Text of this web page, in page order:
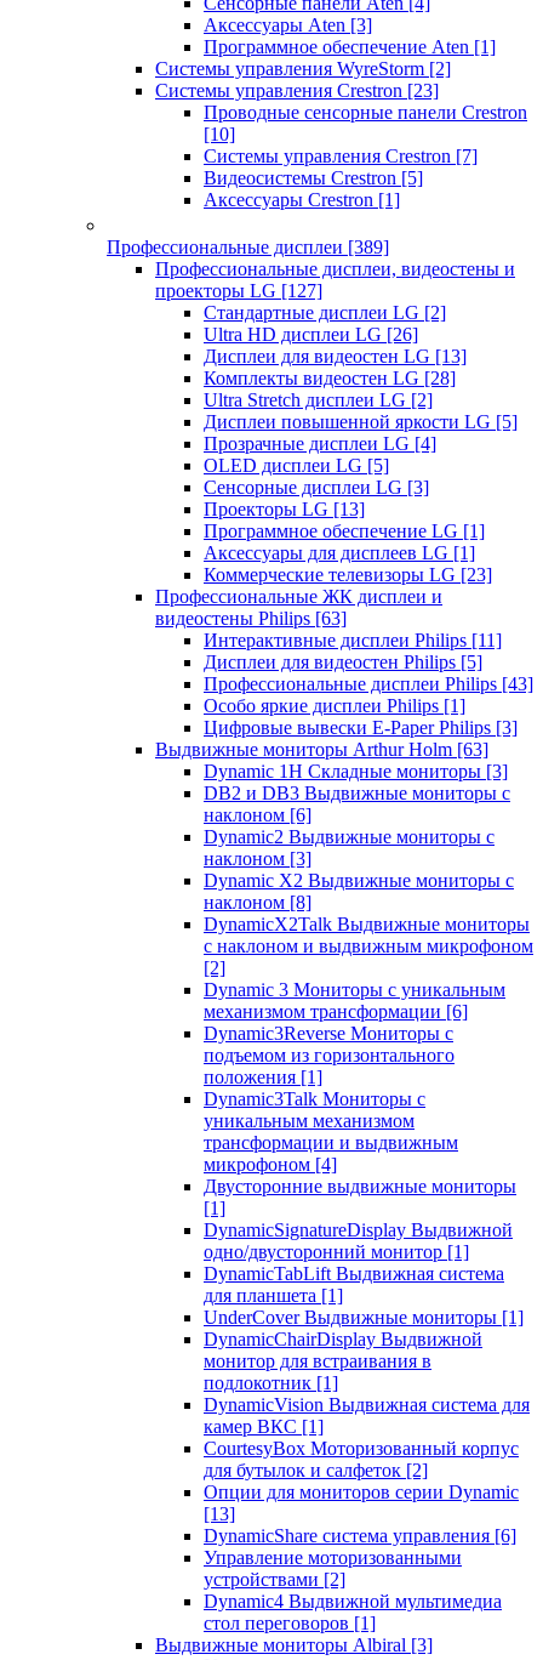
Аксессуары Aten [3]
Программное обеспечение Aten [1]
Системы управления WyreStorm [2]
Системы управления Crestron [23]
Проводные сенсорные панели Crestron
[10]
Системы управления Crestron [7]
Видеосистемы Crestron [5]
Аксессуары Crestron [1]
Профессиональные дисплеи [389]
Профессиональные дисплеи, видеостены и
проекторы LG [127]
Стандартные дисплеи LG [2]
Ultra HD дисплеи LG [26]
Дисплеи для видеостен LG [13]
Комплекты видеостен LG [28]
Ultra Stretch дисплеи LG [2]
Дисплеи повышенной яркости LG [5]
Прозрачные дисплеи LG [4]
OLED дисплеи LG [5]
Сенсорные дисплеи LG [3]
Проекторы LG [13]
Программное обеспечение LG [1]
Аксессуары для дисплеев LG [1]
Коммерческие телевизоры LG [23]
Профессиональные ЖК дисплеи и
видеостены Philips [63]
Интерактивные дисплеи Philips [11]
Дисплеи для видеостен Philips [5]
Профессиональные дисплеи Philips [43]
Особо яркие дисплеи Philips [1]
Цифровые вывески E-Paper Philips [3]
Выдвижные мониторы Arthur Holm [63]
Dynamic 1Н Складные мониторы [3]
DB2 и DB3 Выдвижные мониторы с
наклоном [6]
Dynamic2 Выдвижные мониторы с
наклоном [3]
Dynamic X2 Выдвижные мониторы с
наклоном [8]
DynamicX2Talk Выдвижные мониторы
с наклоном и выдвижным микрофоном
[2]
Dynamic 3 Мониторы с уникальным
механизмом трансформации [6]
Dynamic3Reverse Мониторы с
подъемом из горизонтального
положения [1]
Dynamic3Talk Мониторы с
уникальным механизмом
трансформации и выдвижным
микрофоном [4]
Двусторонние выдвижные мониторы
[1]
DynamicSignatureDisplay Выдвижной
одно/двусторонний монитор [1]
DynamicTabLift Выдвижная система
для планшета [1]
UnderCover Выдвижные мониторы [1]
DynamicChairDisplay Выдвижной
монитор для встраивания в
подлокотник [1]
DynamicVision Выдвижная система для
камер ВКС [1]
CourtesyBox Моторизованный корпус
для бутылок и салфеток [2]
Опции для мониторов серии Dynamic
[13]
DynamicShare система управления [6]
Управление моторизованными
устройствами [2]
Dynamic4 Выдвижной мультимедиа
стол переговоров [1]
Выдвижные мониторы Albiral [3]